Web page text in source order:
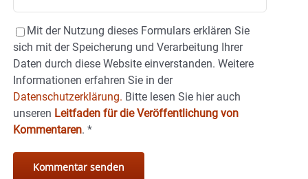
Mit der Nutzung dieses Formulars erklären Sie
sich mit der Speicherung und Verarbeitung Ihrer
Daten durch diese Website einverstanden. Weitere
Informationen erfahren Sie in der
Datenschutzerklärung. Bitte lesen Sie hier auch
unseren Leitfaden für die Veröffentlichung von
Kommentaren. *